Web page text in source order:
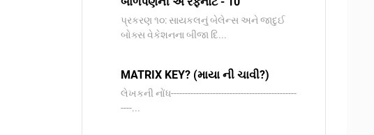
પ્રકરણ ૧૦: સાયકલનું બેલેન્સ અને જાદુઈ
બોક્સ વેકેશનના બીજા દિ...
MATRIX KEY? (માયા ની ચાવી?)
લેખકની નોંધ---------------------------------------------
----...